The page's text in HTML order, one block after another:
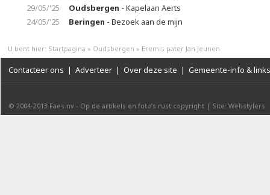
29/05/'25
Oudsbergen - Kapelaan Aerts
24/05/'25
Beringen - Bezoek aan de mijn
U bent hier: Startpagina » Oudsbergen » Eremis pater Jan Jeunen
Contacteer ons | Adverteer | Over deze site | Gemeente-info & links
© 2004-2013 Faes nv - Op de artikels en foto’s rust copyright | Site: Webstylers